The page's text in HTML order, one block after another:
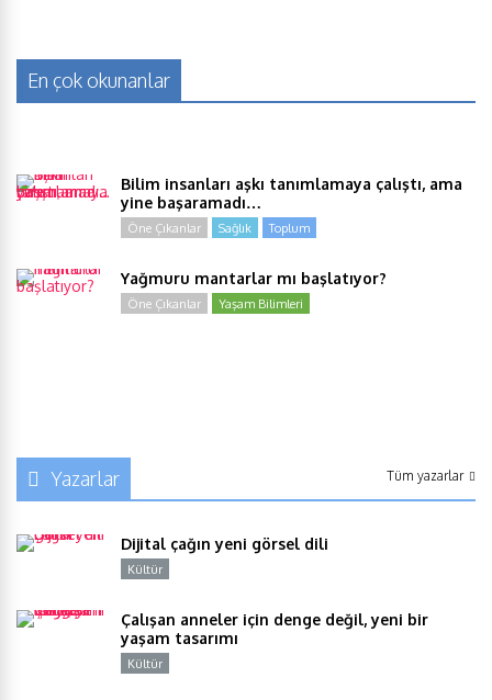
En çok okunanlar
Bilim insanları aşkı tanımlamaya çalıştı, ama
yine başaramadı…
Öne Çıkanlar Sağlık Toplum
Yağmuru mantarlar mı başlatıyor?
Öne Çıkanlar Yaşam Bilimleri
Yazarlar Tüm yazarlar
Dijital çağın yeni görsel dili
Kültür
Çalışan anneler için denge değil, yeni bir
yaşam tasarımı
Kültür